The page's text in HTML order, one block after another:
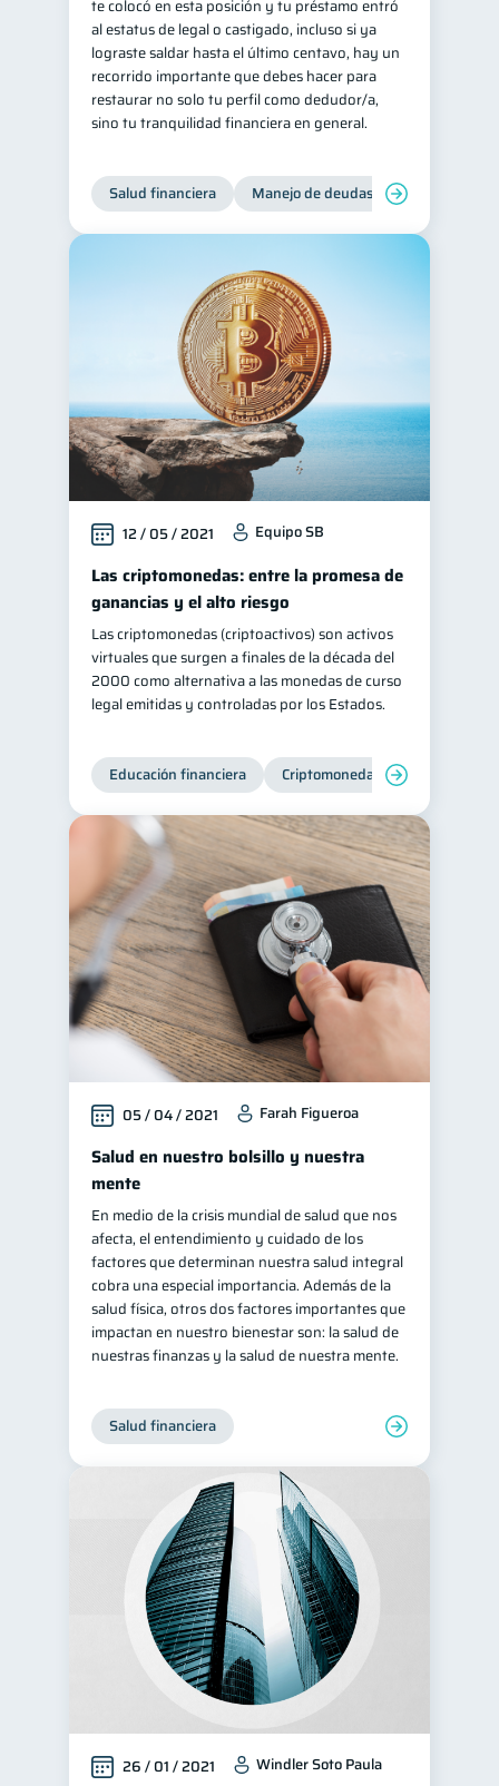
te colocó en esta posición y tu préstamo entró
al estatus de legal o castigado, incluso si ya
lograste saldar hasta el último centavo, hay un
recorrido importante que debes hacer para
restaurar no solo tu perfil como dedudor/a,
sino tu tranquilidad financiera en general.
Salud financiera Manejo de deudas
12 / 05 / 2021 Equipo SB
Las criptomonedas: entre la promesa de
ganancias y el alto riesgo
Las criptomonedas (criptoactivos) son activos
virtuales que surgen a finales de la década del
2000 como alternativa a las monedas de curso
legal emitidas y controladas por los Estados.
Educación financiera Criptomonedas
05 / 04 / 2021 Farah Figueroa
Salud en nuestro bolsillo y nuestra
mente
En medio de la crisis mundial de salud que nos
afecta, el entendimiento y cuidado de los
factores que determinan nuestra salud integral
cobra una especial importancia. Además de la
salud física, otros dos factores importantes que
impactan en nuestro bienestar son: la salud de
nuestras finanzas y la salud de nuestra mente.
Salud financiera
26 / 01 / 2021 Windler Soto Paula